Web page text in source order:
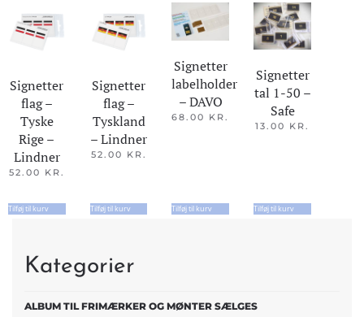
Signetter
flag –
Tyske
Rige –
Lindner
52.00 KR.
Tilføj til kurv
Signetter
flag –
Tyskland
– Lindner
52.00 KR.
Tilføj til kurv
Signetter
labelholder
– DAVO
68.00 KR.
Tilføj til kurv
Signetter
tal 1-50 –
Safe
13.00 KR.
Tilføj til kurv
Kategorier
ALBUM TIL FRIMÆRKER OG MØNTER SÆLGES